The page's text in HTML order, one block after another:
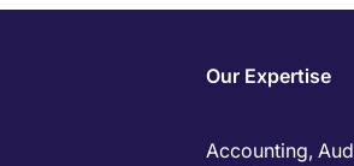
Our Expertise
Accounting,